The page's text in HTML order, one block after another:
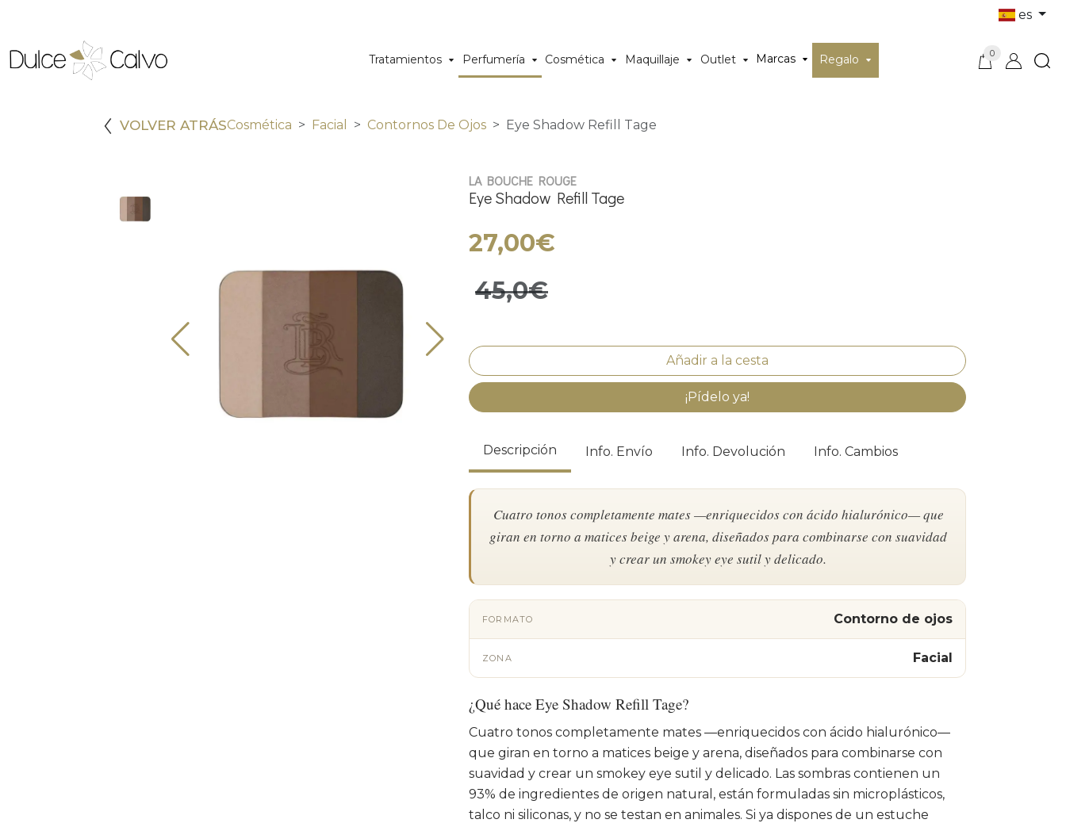
es
Tratamientos Perfumería Cosmética Maquillaje Outlet Marcas Regalo 0
VOLVER ATRÁSCosmética Facial Contornos De Ojos Eye Shadow Refill Tage
LA BOUCHE ROUGE
Eye Shadow Refill Tage
27,00€
45,0€
¡Pídelo ya!
Descripción Info. Envío Info. Devolución Info. Cambios
Cuatro tonos completamente mates —enriquecidos con ácido hialurónico— que
giran en torno a matices beige y arena, diseñados para combinarse con suavidad
y crear un smokey eye sutil y delicado.
FORMATO Contorno de ojos
ZONA Facial
¿Qué hace Eye Shadow Refill Tage?
Cuatro tonos completamente mates —enriquecidos con ácido hialurónico—
que giran en torno a matices beige y arena, diseñados para combinarse con
suavidad y crear un smokey eye sutil y delicado. Las sombras contienen un
93% de ingredientes de origen natural, están formuladas sin microplásticos,
talco ni siliconas, y no se testan en animales. Si ya dispones de un estuche